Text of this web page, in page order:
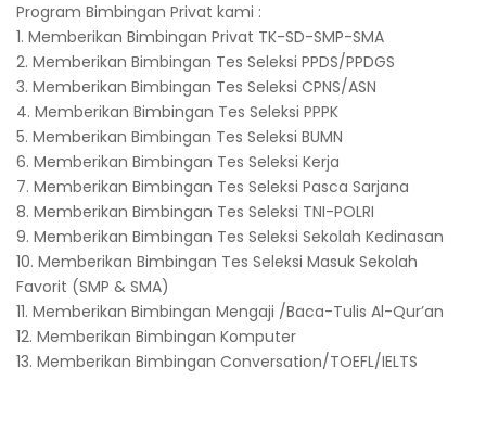
Program Bimbingan Privat kami :
1. Memberikan Bimbingan Privat TK-SD-SMP-SMA
2. Memberikan Bimbingan Tes Seleksi PPDS/PPDGS
3. Memberikan Bimbingan Tes Seleksi CPNS/ASN
4. Memberikan Bimbingan Tes Seleksi PPPK
5. Memberikan Bimbingan Tes Seleksi BUMN
6. Memberikan Bimbingan Tes Seleksi Kerja
7. Memberikan Bimbingan Tes Seleksi Pasca Sarjana
8. Memberikan Bimbingan Tes Seleksi TNI-POLRI
9. Memberikan Bimbingan Tes Seleksi Sekolah Kedinasan
10. Memberikan Bimbingan Tes Seleksi Masuk Sekolah
Favorit (SMP & SMA)
11. Memberikan Bimbingan Mengaji /Baca-Tulis Al-Qur’an
12. Memberikan Bimbingan Komputer
13. Memberikan Bimbingan Conversation/TOEFL/IELTS